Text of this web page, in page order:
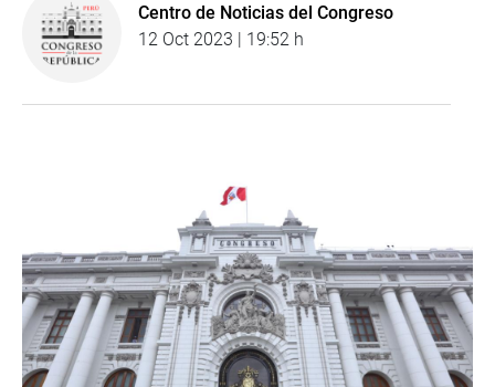
Centro de Noticias del Congreso
12 Oct 2023 | 19:52 h